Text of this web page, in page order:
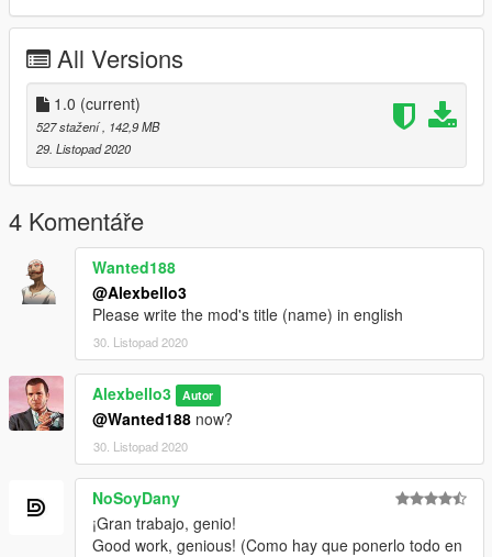
Original: https://es.gta5-mods.com/vehicles/alfa-romeo-159-
Credits:
Vehicle: Pi3tr091
Skin : Alexbello3
Original: https://es.gta5-mods.com/vehicles/2018-unmarked-
police-audi-a3-els
Credits:
Vehicle: Chivvy147 - Mods
Skin : Alexbello3
Original: https://es.gta5-mods.com/vehicles/2013-audi-a6-
saloon-unmarked-els-replace
Vehicle: TheCopman123
Skin : Alexbello3
Original: https://es.gta5-mods.com/vehicles/audi-a8-kripo
Credits:
Vehicle: TopMods
Skin : Alexbello3
Original: https://es.gta5-mods.com/vehicles/audi-rs6-
unmarked-police-els
All Versions
1.0 (current)
527 stažení , 142,9 MB
29. Listopad 2020
4 Komentáře
Wanted188
@Alexbello3
Please write the mod's title (name) in english
30. Listopad 2020
Alexbello3 Autor
@Wanted188 now?
30. Listopad 2020
NoSoyDany
¡Gran trabajo, genio!
Good work, genious! (Como hay que ponerlo todo en